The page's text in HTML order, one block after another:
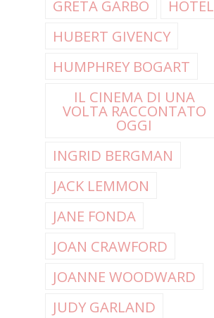
GRETA GARBO
HOTEL
HUBERT GIVENCY
HUMPHREY BOGART
IL CINEMA DI UNA
VOLTA RACCONTATO
OGGI
INGRID BERGMAN
JACK LEMMON
JANE FONDA
JOAN CRAWFORD
JOANNE WOODWARD
JUDY GARLAND